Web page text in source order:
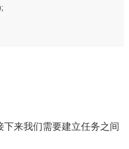
来我们需要建立任务之间